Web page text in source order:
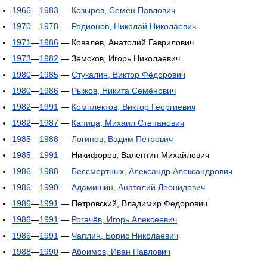
1966—1983 — Козырев, Семён Павлович
1970—1978 — Родионов, Николай Николаевич
1971—1986 — Ковалев, Анатолий Гаврилович
1973—1982 — Земсков, Игорь Николаевич
1980—1985 — Стукалин, Виктор Фёдорович
1980—1986 — Рыжов, Никита Семёнович
1982—1991 — Комплектов, Виктор Георгиевич
1982—1987 — Капица, Михаил Степанович
1985—1988 — Логинов, Вадим Петрович
1985—1991 — Никифоров, Валентин Михайлович
1986—1988 — Бессмертных, Александр Александрович
1986—1990 — Адамишин, Анатолий Леонидович
1986—1991 — Петровский, Владимир Федорович
1986—1991 — Рогачёв, Игорь Алексеевич
1986—1991 — Чаплин, Борис Николаевич
1988—1990 — Абоимов, Иван Павлович